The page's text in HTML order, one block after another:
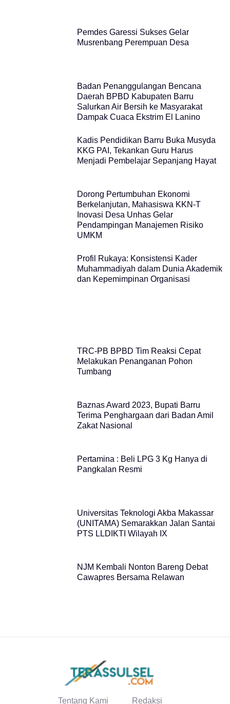
Pemdes Garessi Sukses Gelar
Musrenbang Perempuan Desa
Badan Penanggulangan Bencana
Daerah BPBD Kabupaten Barru
Salurkan Air Bersih ke Masyarakat
Dampak Cuaca Ekstrim El Lanino
Kadis Pendidikan Barru Buka Musyda
KKG PAI, Tekankan Guru Harus
Menjadi Pembelajar Sepanjang Hayat
Dorong Pertumbuhan Ekonomi
Berkelanjutan, Mahasiswa KKN-T
Inovasi Desa Unhas Gelar
Pendampingan Manajemen Risiko
UMKM
Profil Rukaya: Konsistensi Kader
Muhammadiyah dalam Dunia Akademik
dan Kepemimpinan Organisasi
TRC-PB BPBD Tim Reaksi Cepat
Melakukan Penanganan Pohon
Tumbang
Baznas Award 2023, Bupati Barru
Terima Penghargaan dari Badan Amil
Zakat Nasional
Pertamina : Beli LPG 3 Kg Hanya di
Pangkalan Resmi
Universitas Teknologi Akba Makassar
(UNITAMA) Semarakkan Jalan Santai
PTS LLDIKTI Wilayah IX
NJM Kembali Nonton Bareng Debat
Cawapres Bersama Relawan
Tentang Kami Redaksi